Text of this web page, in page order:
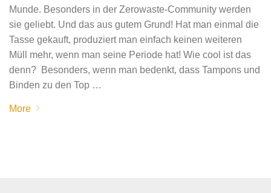
Munde. Besonders in der Zerowaste-Community werden
sie geliebt. Und das aus gutem Grund! Hat man einmal die
Tasse gekauft, produziert man einfach keinen weiteren
Müll mehr, wenn man seine Periode hat! Wie cool ist das
denn? Besonders, wenn man bedenkt, dass Tampons und
Binden zu den Top …
More